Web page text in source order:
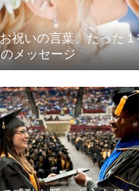
祝いの言葉、たった
メッセージ